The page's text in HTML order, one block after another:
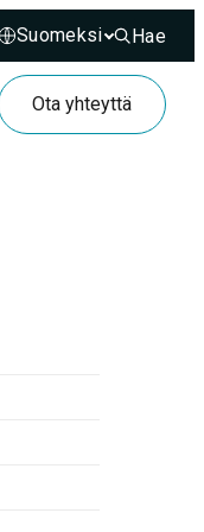
Hae
Hae
Ota yhteyttä